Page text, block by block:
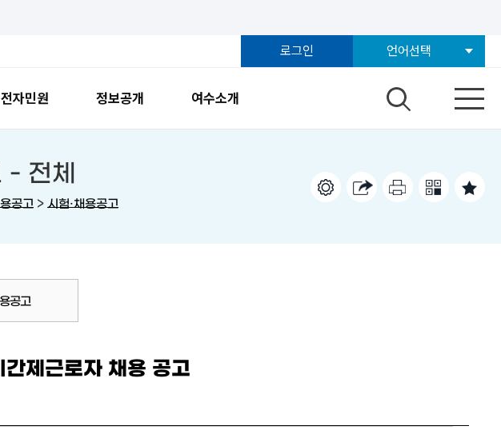
로그인 언어선택
전자민원 정보공개 여수소개
- 전체
공고 > 시험·채용공고
공고
제근로자 채용 공고